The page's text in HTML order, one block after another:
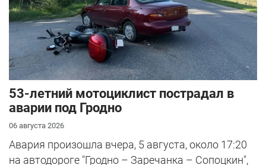
53-летний мотоциклист пострадал в
аварии под Гродно
06 августа 2026
Авария произошла вчера, 5 августа, около 17:20
на автодороге "Гродно – Заречанка – Сопоцкин",